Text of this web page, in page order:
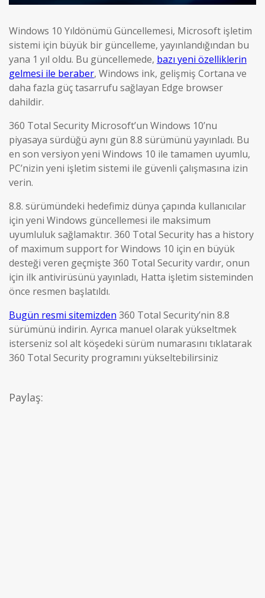
Windows 10 Yıldönümü Güncellemesi, Microsoft işletim
sistemi için büyük bir güncelleme, yayınlandığından bu
yana 1 yıl oldu. Bu güncellemede, bazı yeni özelliklerin
gelmesi ile beraber, Windows ink, gelişmiş Cortana ve
daha fazla güç tasarrufu sağlayan Edge browser
dahildir.
360 Total Security Microsoft’un Windows 10’nu
piyasaya sürdüğü aynı gün 8.8 sürümünü yayınladı. Bu
en son versiyon yeni Windows 10 ile tamamen uyumlu,
PC’nizin yeni işletim sistemi ile güvenli çalışmasına izin
verin.
8.8. sürümündeki hedefimiz dünya çapında kullanıcılar
için yeni Windows güncellemesi ile maksimum
uyumluluk sağlamaktır. 360 Total Security has a history
of maximum support for Windows 10 için en büyük
desteği veren geçmişte 360 Total Security vardır, onun
için ilk antivirüsünü yayınladı, Hatta işletim sisteminden
önce resmen başlatıldı.
Bugün resmi sitemizden 360 Total Security’nin 8.8
sürümünü indirin. Ayrıca manuel olarak yükseltmek
isterseniz sol alt köşedeki sürüm numarasını tıklatarak
360 Total Security programını yükseltebilirsiniz
Paylaş: